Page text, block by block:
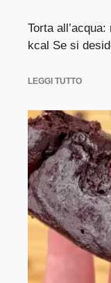
Torta
kcal Se si
LEGGI TUTTO